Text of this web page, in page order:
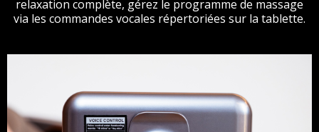
relaxation complète, gérez le programme de massage
via les commandes vocales répertoriées sur la tablette.